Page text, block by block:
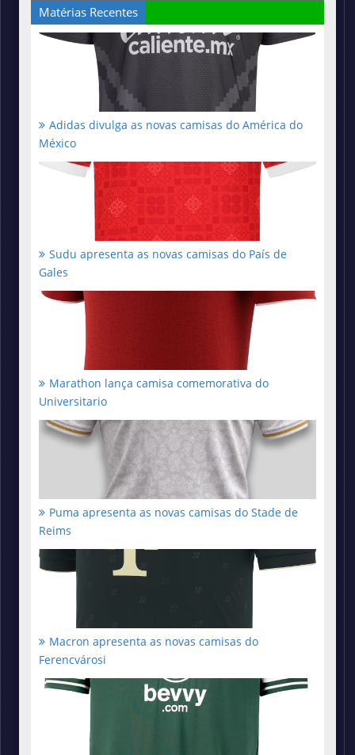
Matérias Recentes
Adidas divulga as novas camisas do América do
México
Sudu apresenta as novas camisas do País de
Gales
Marathon lança camisa comemorativa do
Universitario
Puma apresenta as novas camisas do Stade de
Reims
Macron apresenta as novas camisas do
Ferencvárosi